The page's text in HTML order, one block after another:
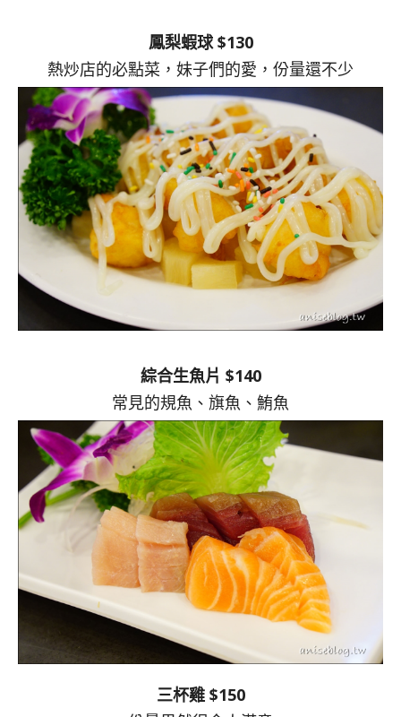
鳳梨蝦球 $130
熱炒店的必點菜，妹子們的愛，份量還不少
綜合生魚片 $140
常見的規魚、旗魚、鮪魚
三杯雞 $150